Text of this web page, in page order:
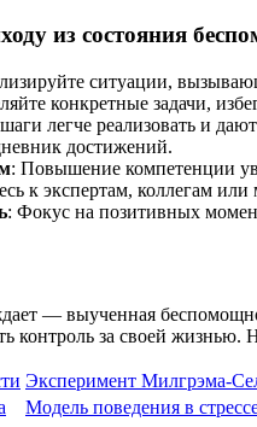
из состояния
ситуации,
конкретные задачи,
легче реализовать и
достижений.
: Повышение компетенции
к экспертам, коллегам
: Фокус на позитивных
— выученная
контроль за своей жизнью.
Эксперимент Милгрэма-
Модель поведения в